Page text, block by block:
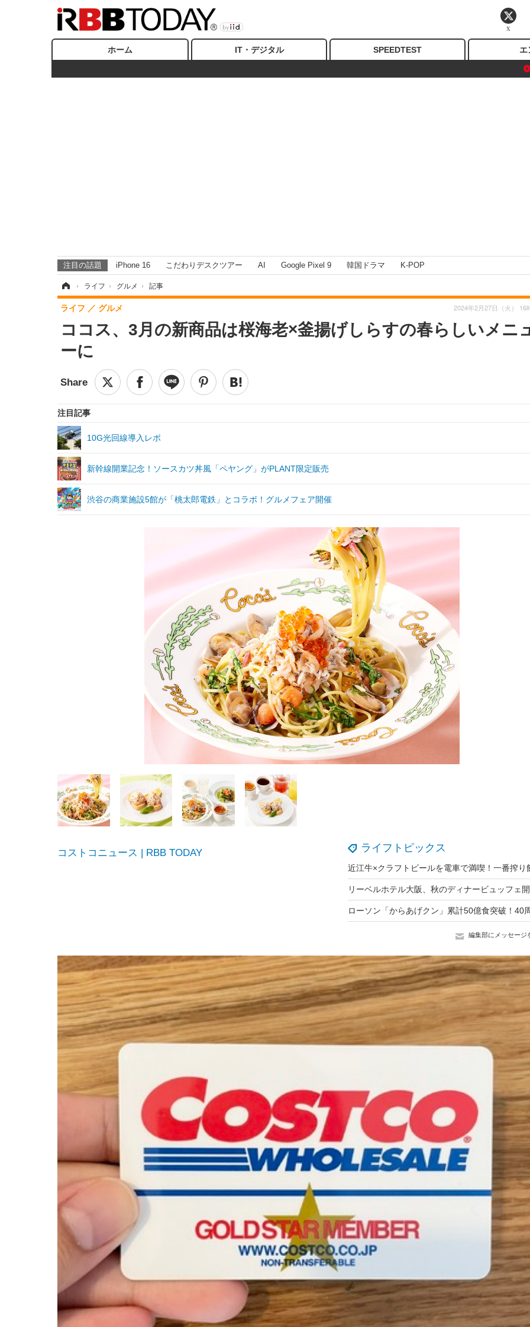
ホーム IT・デジタル SPEEDTEST エ
注目の話題 iPhone 16 こだわりデスクツアー AI Google Pixel 9 韓国ドラマ K-POP
› ライフ › グルメ › 記事
ココス、3月の新商品は桜海老×釜揚げしらすの春らしいメニ
ーに
ライフ グルメ 2024年2月27日（火） 16
注目記事
10G光回線導入レポ
新幹線開業記念！ソースカツ丼風「ペヤング」がPLANT限定販売
渋谷の商業施設5館が「桃太郎電鉄」とコラボ！グルメフェア開催
ライフトピックス
編集部にメッセージ
コストコニュース | RBB TODAY
X